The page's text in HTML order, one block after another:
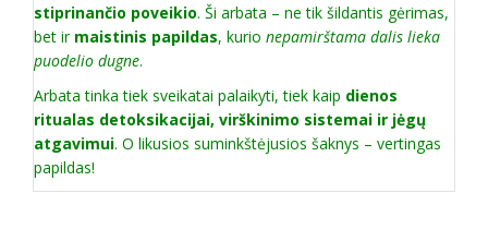
stiprinančio poveikio. Ši arbata – ne tik šildantis gėrimas,
bet ir maistinis papildas, kurio nepamirštama dalis lieka
puodelio dugne.
Arbata tinka tiek sveikatai palaikyti, tiek kaip dienos
ritualas detoksikacijai, virškinimo sistemai ir jėgų
atgavimui. O likusios suminkštėjusios šaknys – vertingas
papildas!